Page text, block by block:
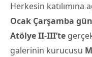
Herkesin katılımına
Ocak Çarşamba
Atölye II-III’te
galerinin kurucusu